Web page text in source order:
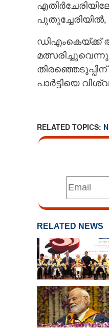
ഡിഎംകെയ്ക്ക്
പാര്‍ട്ടിയെ
RELATED TOPICS:
RELATED NEWS